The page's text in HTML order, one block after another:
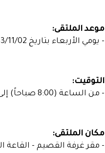
موعد الملتقى:
- يومي الأربعاء بتاريخ 1443/11/02هـ الموافق 2022/06/01م والخميس بتاريخ 1443/11/03هـ الموافق 2022/06/02م.
التوقيت:
- من الساعة (8:00 صباحاً) إلى الساعة (3:00 مساءً).
مكان الملتقى:
- مقر غرفة القصيم - القاعة